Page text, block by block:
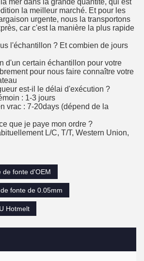
mer dans la grande quantité, qui est
la meilleur marché. Et pour les
urgente, nous la transportons
car c'est la manière la plus rapide
l'échantillon ? Et combien de jours
d'un certain échantillon pour votre
pour nous faire connaître votre
est-il le délai d'exécution ?
: 1-3 jours
vrac : 7-20days (dépend de la
que je paye mon ordre ?
L/C, T/T, Western Union,
de fonte d'OEM
fonte de 0.05mm
Hotmelt